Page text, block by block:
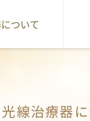
ついて
光線治療器